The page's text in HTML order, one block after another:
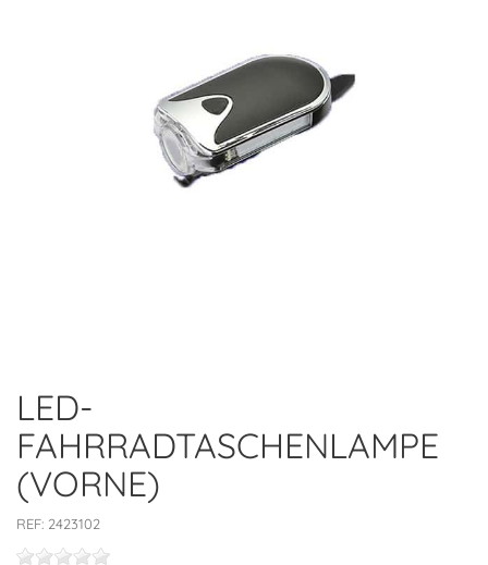
LED-
FAHRRADTASCHENLAMPE
(VORNE)
REF: 2423102